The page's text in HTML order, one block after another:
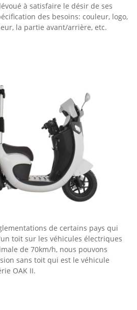
à satisfaire le désir de ses
des besoins: couleur, logo,
la partie avant/arrière, etc.
de certains pays qui
toit sur les véhicules électriques
de 70km/h, nous pouvons
sans toit qui est le véhicule
OAK II.